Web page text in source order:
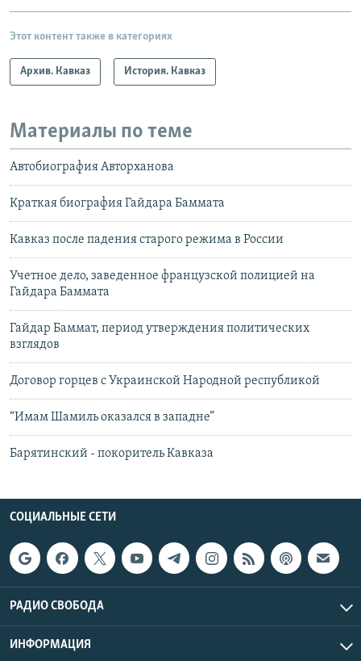
Этот контент также в категориях
Архив. Кавказ История. Кавказ
Материалы по теме
Автобиография Авторханова
Краткая биография Гайдара Баммата
Кавказ после падения старого режима в России
Учетное дело, заведенное французской полицией на
Гайдара Баммата
Гайдар Баммат, период утверждения политических
взглядов
Договор горцев с Украинской Народной республикой
“Имам Шамиль оказался в западне”
Барятинский - покоритель Кавказа
СОЦИАЛЬНЫЕ СЕТИ
РАДИО СВОБОДА
ИНФОРМАЦИЯ